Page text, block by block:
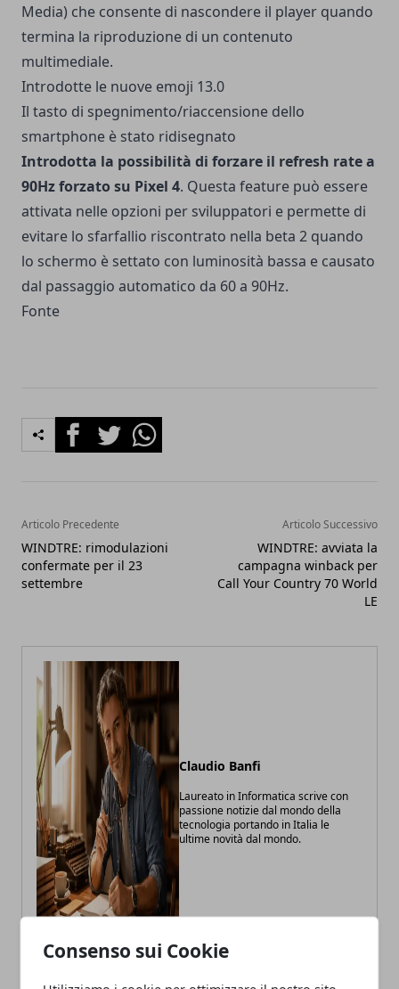
Consenso sui Cookie
Media) che consente di nascondere il player quando
termina la riproduzione di un contenuto
multimediale.
Introdotte le nuove emoji 13.0
Il tasto di spegnimento/riaccensione dello
smartphone è stato ridisegnato
Introdotta la possibilità di forzare il refresh rate a
90Hz forzato su Pixel 4. Questa feature può essere
attivata nelle opzioni per sviluppatori e permette di
evitare lo sfarfallio riscontrato nella beta 2 quando
lo schermo è settato con luminosità bassa e causato
dal passaggio automatico da 60 a 90Hz.
Fonte
FacebookTwitterWhatsapp
Articolo Precedente
WINDTRE: rimodulazioni
confermate per il 23
settembre
Articolo Successivo
WINDTRE: avviata la
campagna winback per
Call Your Country 70 World
LE
Claudio Banfi
Laureato in Informatica scrive con
passione notizie dal mondo della
tecnologia portando in Italia le
ultime novità dal mondo.